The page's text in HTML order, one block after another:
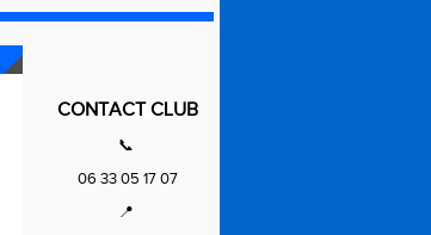
CONTACT CLUB
📞
06 33 05 17 07
📍